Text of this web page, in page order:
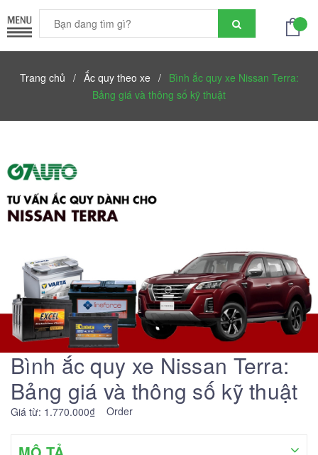
Trang chủ / Ắc quy theo xe / Bình ắc quy xe Nissan Terra:
Bảng giá và thông số kỹ thuật
Bình ắc quy xe Nissan Terra:
Bảng giá và thông số kỹ thuật
Giá từ: 1.770.000₫ Order